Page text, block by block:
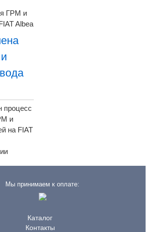
процесс
и
на FIAT
Мы принимаем к оплате:
Каталог
Контакты